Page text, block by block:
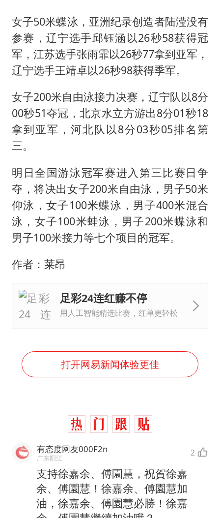
女子50米蝶泳，亚洲纪录创造者陆滢没有
参赛，辽宁选手邱钰涵以26秒58获得冠
军，江苏选手张雨霏以26秒77拿到亚军，
辽宁选手王靖卓以26秒98获得季军。
女子200米自由泳接力决赛，辽宁队以8分
00秒51夺冠，北京水立方游出8分01秒18
拿到亚军，河北队以8分03秒05排名第
三。
明日全国游泳冠军赛进入第三比赛日争
夺，将决出女子200米自由泳，男子50米
仰泳，女子100米蝶泳，男子400米混合
泳，女子100米蛙泳，男子200米蝶泳和
男子100米接力等七个项目的冠军。
作者：莱昂
足彩24连红赚不停
用人工智能精选比赛，红单更轻松
打开网易新闻体验更佳
有态度网友000F2n
广东阳江 2
支持徐嘉余、傅園慧，祝賀徐嘉
余、傅園慧！徐嘉余、傅園慧加
油，徐嘉余、傅園慧必勝！徐嘉